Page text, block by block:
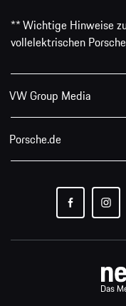
** Wichtige Hinweise
vollelektrischen
VW Group Media
Porsche.de